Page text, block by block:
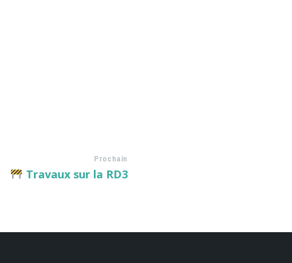
Prochain
Travaux sur la RD3